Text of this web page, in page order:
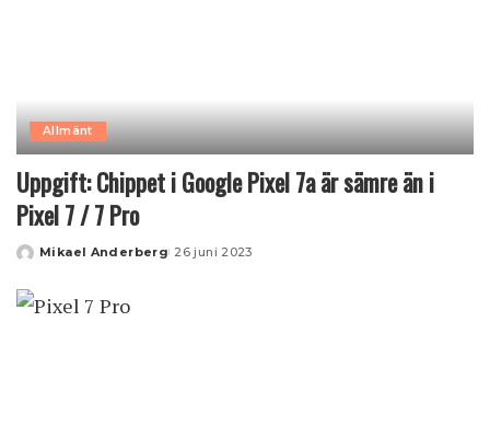
Allmänt
Uppgift: Chippet i Google Pixel 7a är sämre än i
Pixel 7 / 7 Pro
Posted
Mikael Anderberg 26 juni 2023